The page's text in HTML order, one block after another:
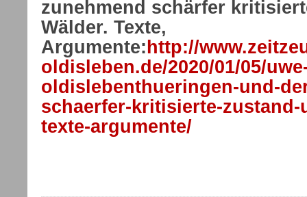
zunehmend schärfer
Wälder. Texte,
Argumente: http://
oldisleben.de/2020/01/05/
oldislebenthueringen-und-
schaerfer-kritisierte-zustand-
texte-argumente/